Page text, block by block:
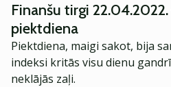
Finanšu tirgi
piektdiena
Piektdiena, maigi sakot, bija
indeksi kritās visu dienu
neklājās zaļi.